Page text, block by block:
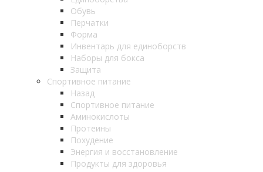
Обувь
Перчатки
Форма
Инвентарь для единоборств
Наборы для бокса
Защита
Спортивное питание
Назад
Спортивное питание
Аминокислоты
Протеины
Похудение
Энергия и восстановление
Продукты для здоровья